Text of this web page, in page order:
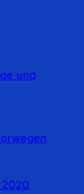
und